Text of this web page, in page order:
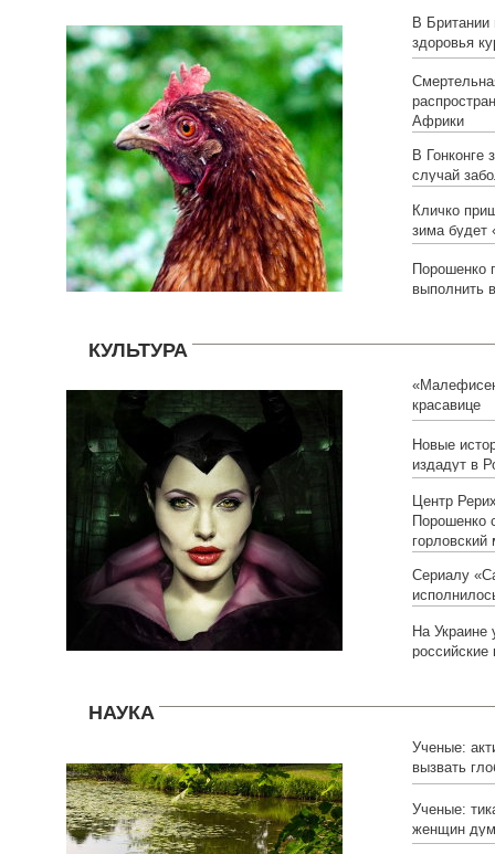
В
здоровья
Африки
В Гонконге
случай
Кличко
зима будет
выполнить
КУЛЬТУРА
красавице
Новые
издадут в
Центр
Порошенко
горловский
Сериалу
На Украине
российские
НАУКА
Ученые:
вызвать
Ученые:
женщин